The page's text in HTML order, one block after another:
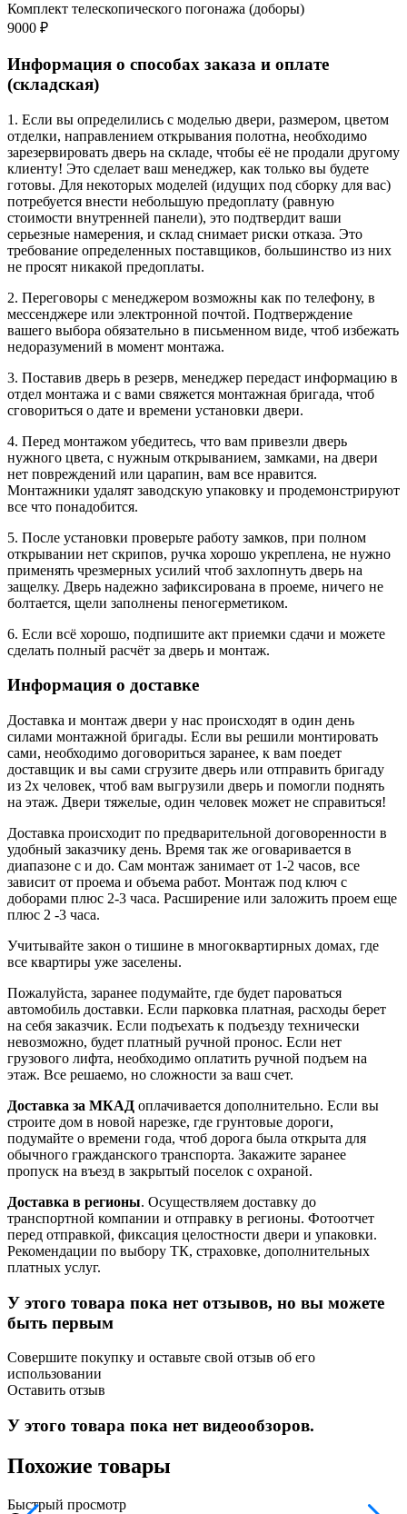
Комплект телескопического погонажа (доборы)
9000 ₽
Информация о способах заказа и оплате
(складская)
1. Если вы определились с моделью двери, размером, цветом
отделки, направлением открывания полотна, необходимо
зарезервировать дверь на складе, чтобы её не продали другому
клиенту! Это сделает ваш менеджер, как только вы будете
готовы. Для некоторых моделей (идущих под сборку для вас)
потребуется внести небольшую предоплату (равную
стоимости внутренней панели), это подтвердит ваши
серьезные намерения, и склад снимает риски отказа. Это
требование определенных поставщиков, большинство из них
не просят никакой предоплаты.
2. Переговоры с менеджером возможны как по телефону, в
мессенджере или электронной почтой. Подтверждение
вашего выбора обязательно в письменном виде, чтоб избежать
недоразумений в момент монтажа.
3. Поставив дверь в резерв, менеджер передаст информацию в
отдел монтажа и с вами свяжется монтажная бригада, чтоб
сговориться о дате и времени установки двери.
4. Перед монтажом убедитесь, что вам привезли дверь
нужного цвета, с нужным открыванием, замками, на двери
нет повреждений или царапин, вам все нравится.
Монтажники удалят заводскую упаковку и продемонстрируют
все что понадобится.
5. После установки проверьте работу замков, при полном
открывании нет скрипов, ручка хорошо укреплена, не нужно
применять чрезмерных усилий чтоб захлопнуть дверь на
защелку. Дверь надежно зафиксирована в проеме, ничего не
болтается, щели заполнены пеногерметиком.
6. Если всё хорошо, подпишите акт приемки сдачи и можете
сделать полный расчёт за дверь и монтаж.
Информация о доставке
Доставка и монтаж двери у нас происходят в один день
силами монтажной бригады. Если вы решили монтировать
сами, необходимо договориться заранее, к вам поедет
доставщик и вы сами сгрузите дверь или отправить бригаду
из 2х человек, чтоб вам выгрузили дверь и помогли поднять
на этаж. Двери тяжелые, один человек может не справиться!
Доставка происходит по предварительной договоренности в
удобный заказчику день. Время так же оговаривается в
диапазоне с и до. Сам монтаж занимает от 1-2 часов, все
зависит от проема и объема работ. Монтаж под ключ с
доборами плюс 2-3 часа. Расширение или заложить проем еще
плюс 2 -3 часа.
Учитывайте закон о тишине в многоквартирных домах, где
все квартиры уже заселены.
Пожалуйста, заранее подумайте, где будет пароваться
автомобиль доставки. Если парковка платная, расходы берет
на себя заказчик. Если подъехать к подъезду технически
невозможно, будет платный ручной пронос. Если нет
грузового лифта, необходимо оплатить ручной подъем на
этаж. Все решаемо, но сложности за ваш счет.
Доставка за МКАД оплачивается дополнительно. Если вы
строите дом в новой нарезке, где грунтовые дороги,
подумайте о времени года, чтоб дорога была открыта для
обычного гражданского транспорта. Закажите заранее
пропуск на въезд в закрытый поселок с охраной.
Доставка в регионы. Осуществляем доставку до
транспортной компании и отправку в регионы. Фотоотчет
перед отправкой, фиксация целостности двери и упаковки.
Рекомендации по выбору ТК, страховке, дополнительных
платных услуг.
У этого товара пока нет отзывов, но вы можете
быть первым
Совершите покупку и оставьте свой отзыв об его
использовании
Оставить отзыв
У этого товара пока нет видеообзоров.
Похожие товары
Быстрый просмотр